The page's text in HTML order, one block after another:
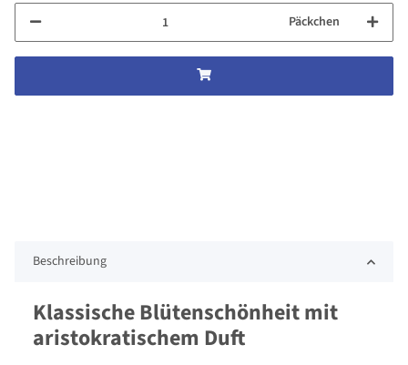
Päckchen
Beschreibung
Klassische Blütenschönheit mit
aristokratischem Duft